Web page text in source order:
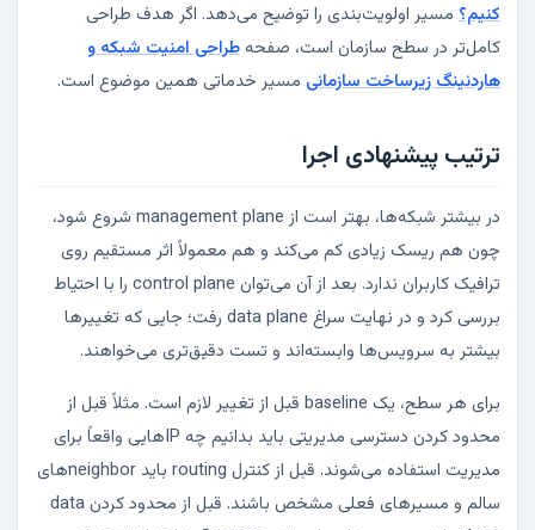
کنیم؟ مسیر اولویت‌بندی را توضیح می‌دهد. اگر هدف طراحی
کامل‌تر در سطح سازمان است، صفحه طراحی امنیت شبکه و
هاردنینگ زیرساخت سازمانی مسیر خدماتی همین موضوع است.
ترتیب پیشنهادی اجرا
در بیشتر شبکه‌ها، بهتر است از management plane شروع شود،
چون هم ریسک زیادی کم می‌کند و هم معمولاً اثر مستقیم روی
ترافیک کاربران ندارد. بعد از آن می‌توان control plane را با احتیاط
بررسی کرد و در نهایت سراغ data plane رفت؛ جایی که تغییرها
بیشتر به سرویس‌ها وابسته‌اند و تست دقیق‌تری می‌خواهند.
برای هر سطح، یک baseline قبل از تغییر لازم است. مثلاً قبل از
محدود کردن دسترسی مدیریتی باید بدانیم چه IPهایی واقعاً برای
مدیریت استفاده می‌شوند. قبل از کنترل routing باید neighborهای
سالم و مسیرهای فعلی مشخص باشند. قبل از محدود کردن data